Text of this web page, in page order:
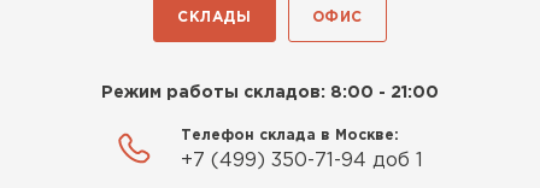
СКЛАДЫ ОФИС
Режим работы складов: 8:00 - 21:00
Телефон склада в Москве:
+7 (499) 350-71-94 доб 1